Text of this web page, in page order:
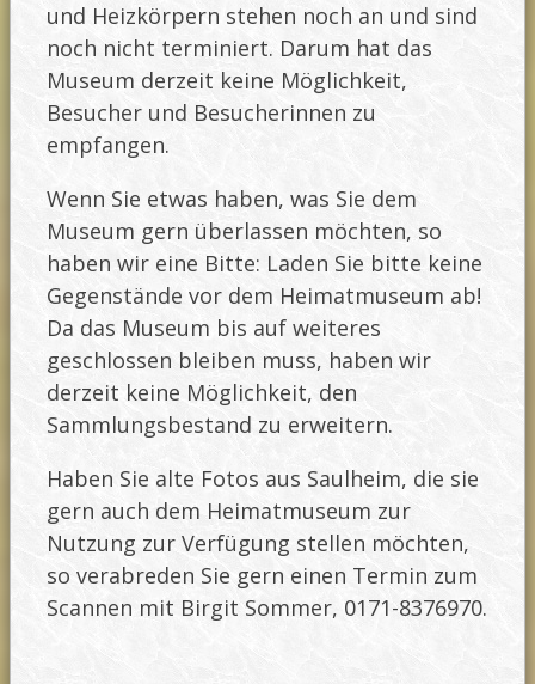
und Heizkörpern stehen noch an und sind
noch nicht terminiert. Darum hat das
Museum derzeit keine Möglichkeit,
Besucher und Besucherinnen zu
empfangen.
Wenn Sie etwas haben, was Sie dem
Museum gern überlassen möchten, so
haben wir eine Bitte: Laden Sie bitte keine
Gegenstände vor dem Heimatmuseum ab!
Da das Museum bis auf weiteres
geschlossen bleiben muss, haben wir
derzeit keine Möglichkeit, den
Sammlungsbestand zu erweitern.
Haben Sie alte Fotos aus Saulheim, die sie
gern auch dem Heimatmuseum zur
Nutzung zur Verfügung stellen möchten,
so verabreden Sie gern einen Termin zum
Scannen mit Birgit Sommer, 0171-8376970.